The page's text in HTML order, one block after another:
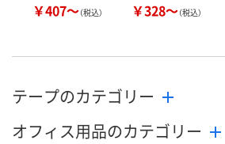
￥407～（税込） ￥328～（税込）
テープのカテゴリー
オフィス用品のカテゴリー